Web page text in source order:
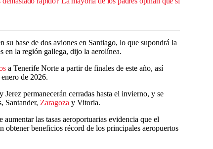
su base de dos aviones en Santiago, lo que supondrá la
en la región gallega, dijo la aerolínea.
a Tenerife Norte a partir de finales de este año, así
de 2026.
Jerez permanecerán cerradas hasta el invierno, y se
Santander, Zaragoza y Vitoria.
las tasas aeroportuarias evidencia que el
obtener beneficios récord de los principales aeropuertos